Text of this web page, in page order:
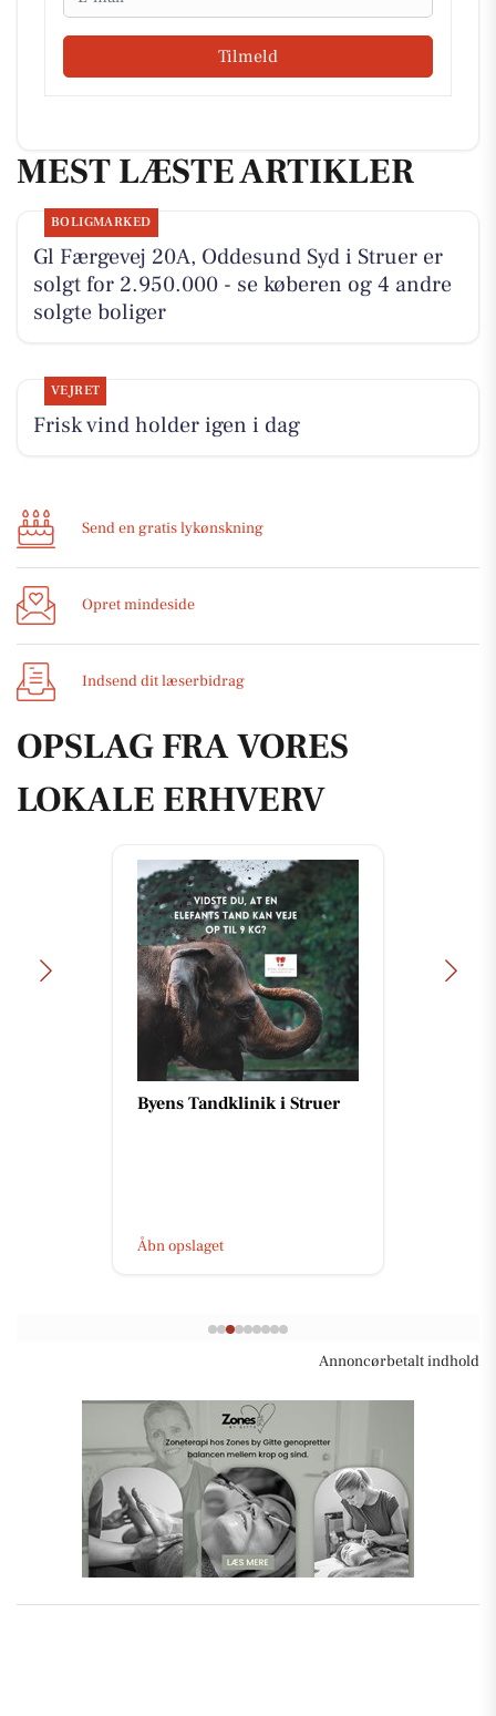
Tilmeld
MEST LÆSTE ARTIKLER
BOLIGMARKED
Gl Færgevej 20A, Oddesund Syd i Struer er
solgt for 2.950.000 - se køberen og 4 andre
solgte boliger
VEJRET
Frisk vind holder igen i dag
Send en gratis lykønskning
Opret mindeside
Indsend dit læserbidrag
OPSLAG FRA VORES
LOKALE ERHVERV
Byens Tandklinik i Struer
Åbn opslaget
Annoncørbetalt indhold